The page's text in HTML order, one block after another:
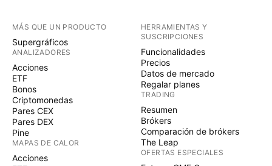
MÁS QUE UN PRODUCTO
Supergráficos
ANALIZADORES
Acciones
ETF
Bonos
Criptomonedas
Pares CEX
Pares DEX
Pine
MAPAS DE CALOR
Acciones
HERRAMIENTAS Y
SUSCRIPCIONES
Funcionalidades
Precios
Datos de mercado
Regalar planes
TRADING
Resumen
Brókers
Comparación de brókers
The Leap
OFERTAS ESPECIALES